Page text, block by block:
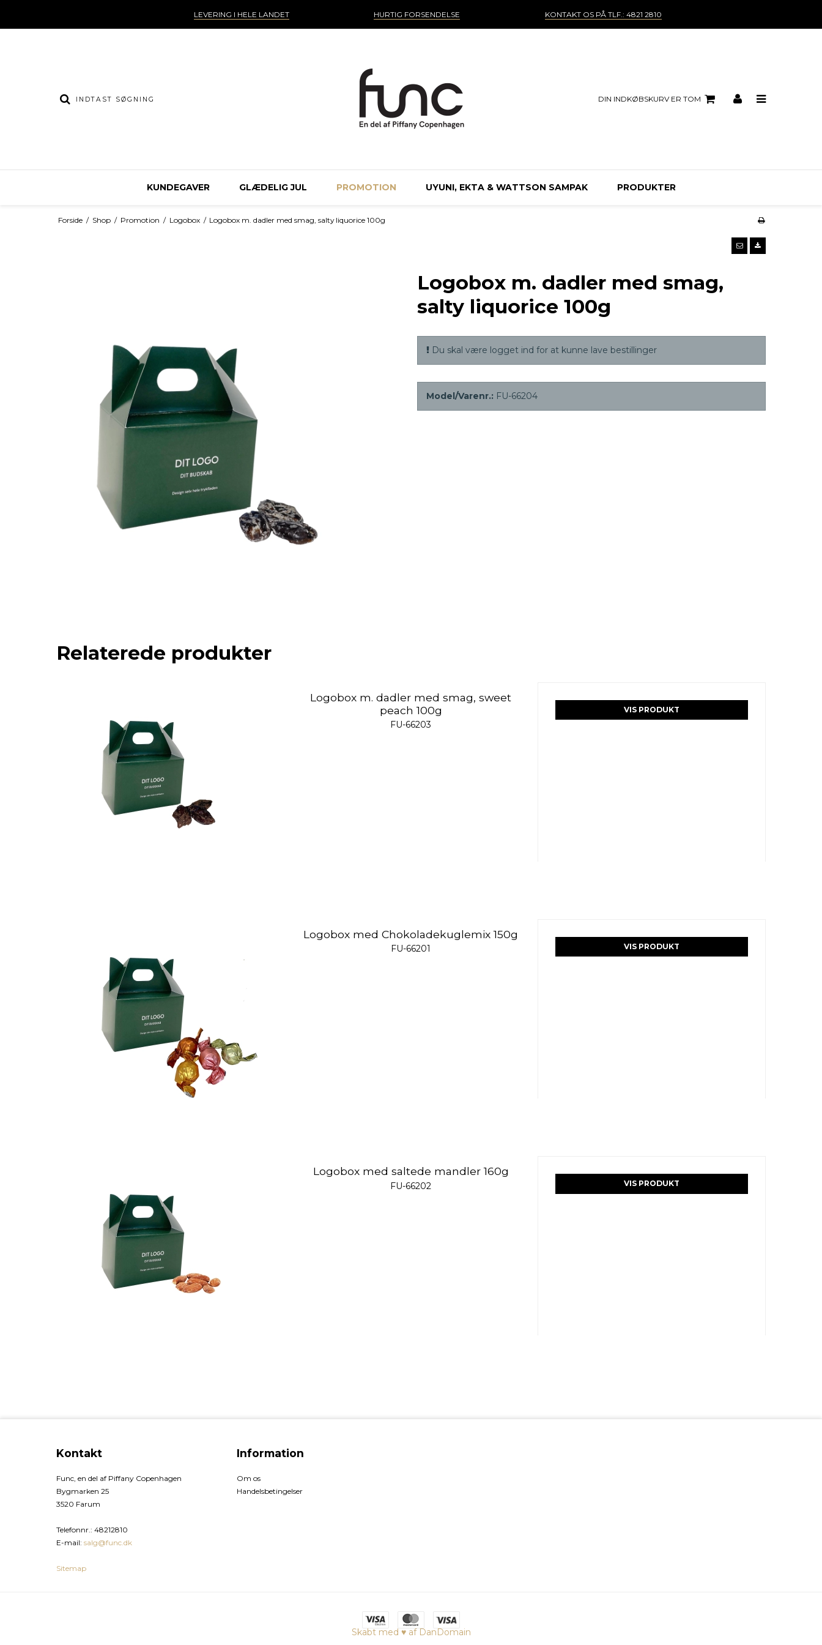
LEVERING I HELE LANDET HURTIG FORSENDELSE KONTAKT OS PÅ TLF.: 4821 2810
DIN INDKØBSKURV ER TOM
KUNDEGAVER GLÆDELIG JUL PROMOTION UYUNI, EKTA & WATTSON SAMPAK PRODUKTER
Forside / Shop / Promotion / Logobox / Logobox m. dadler med smag, salty liquorice 100g
Logobox m. dadler med smag,
salty liquorice 100g
Du skal være logget ind for at kunne lave bestillinger
Model/Varenr.: FU-66204
Relaterede produkter
Logobox m. dadler med smag, sweet
peach 100g
FU-66203
VIS PRODUKT
Logobox med Chokoladekuglemix 150g
FU-66201 VIS PRODUKT
Logobox med saltede mandler 160g
FU-66202 VIS PRODUKT
Kontakt
Func, en del af Piffany Copenhagen
Bygmarken 25
3520 Farum
Telefonnr. : 48212810
E-mail: salg@func.dk
Sitemap
Information
Om os
Handelsbetingelser
Skabt med ♥ af DanDomain